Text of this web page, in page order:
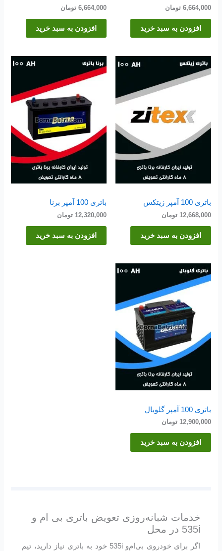
6,664,000 تومان
افزودن به سبد خرید
6,664,000 تومان
افزودن به سبد خرید
باتری 100 آمپر زیتکس
12,668,000 تومان
افزودن به سبد خرید
باتری 100 آمپر برنا
12,320,000 تومان
افزودن به سبد خرید
باتری 100 آمپر گلوبال
12,900,000 تومان
افزودن به سبد خرید
خدمات شبانه‌روزی تعویض باتری بی ام و
535i در محل
اگر برای خودروی بی‌ام‌و 535i خود به باتری نیاز دارید، تیم